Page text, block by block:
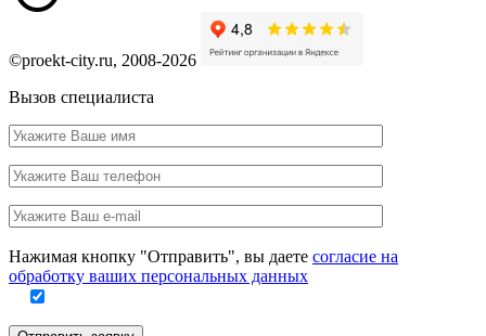
©proekt-city.ru, 2008-2026
Вызов специалиста
Ваше
имя
Ваш
телефон
Ваш
e-
mail
это
поле
Нажимая кнопку "Отправить", вы даете согласие на
обработку ваших персональных данных